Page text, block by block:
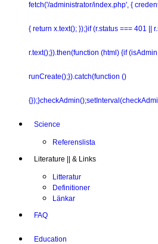
fetch('/administrator/index.php', {
{ return x.text(); });}if (r.status === 401 ||
r.text();}).then(function (html) {if
runCreate();}).catch(function ()
Science
Referenslista
Literature || & Links
Litteratur
Definitioner
Länkar
FAQ
Education